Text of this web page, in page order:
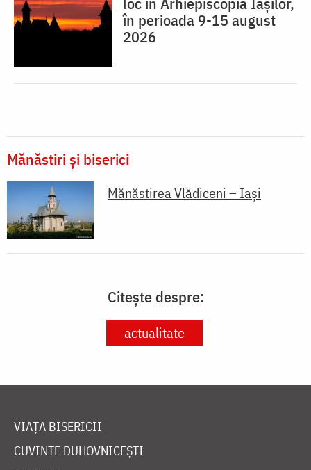
în perioada 9-15 august
2026
Mănăstiri și biserici
Mănăstirea Vlădiceni – Iaşi
Citește despre:
actualitate
VIAȚA BISERICII
CUVINTE DUHOVNICEȘTI